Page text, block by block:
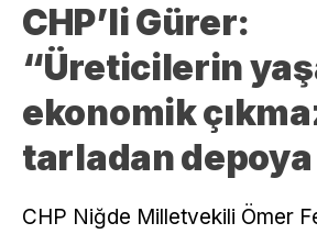
CHP’li Gürer:
“Üreticilerin
ekonomik
tarladan depoya
CHP Niğde Milletvekili Ömer